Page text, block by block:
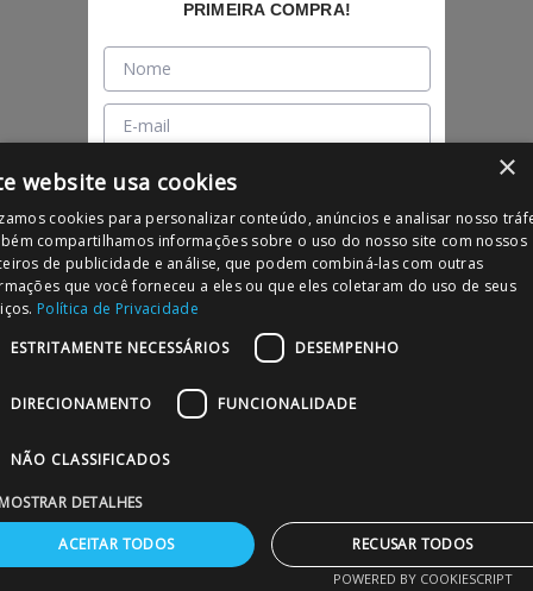
×
website usa cookies
cookies para personalizar conteúdo, anúncios e analisar nosso
compartilhamos informações sobre o uso do nosso site com nossos
de publicidade e análise, que podem combiná-las com outras
que você forneceu a eles ou que eles coletaram do uso de seus
Política de Privacidade
ESTRITAMENTE NECESSÁRIOS
DESEMPENHO
DIRECIONAMENTO FUNCIONALIDADE
NÃO CLASSIFICADOS
DETALHES
ACEITAR TODOS RECUSAR TODOS
POWERED BY COOKIESCRIPT
PRIMEIRA COMPRA!
Concordo com aPolítica de Privacidade
Cadastrar